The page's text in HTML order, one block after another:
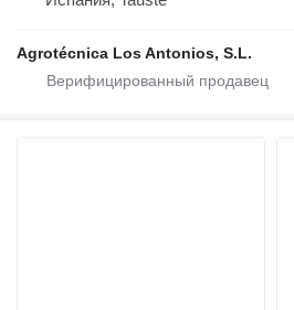
Agrotécnica Los Antonios, S.L.